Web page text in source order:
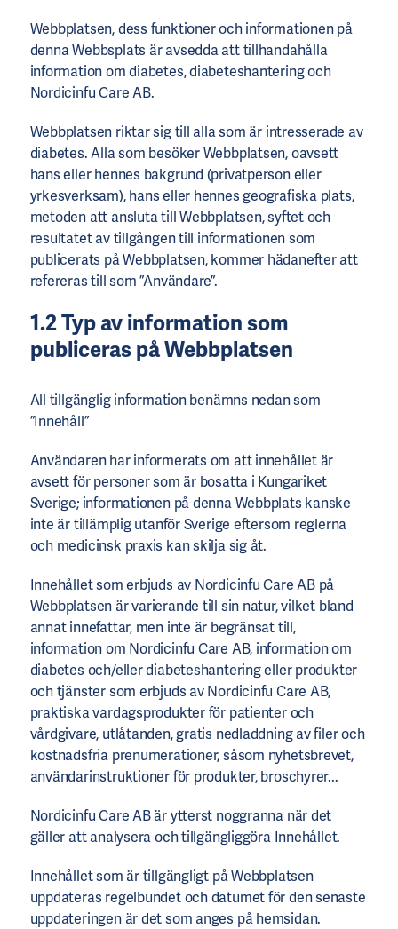
Webbplatsen, dess funktioner och informationen på
denna Webbsplats är avsedda att tillhandahålla
information om diabetes, diabeteshantering och
Nordicinfu Care AB.
Webbplatsen riktar sig till alla som är intresserade av
diabetes. Alla som besöker Webbplatsen, oavsett
hans eller hennes bakgrund (privatperson eller
yrkesverksam), hans eller hennes geografiska plats,
metoden att ansluta till Webbplatsen, syftet och
resultatet av tillgången till informationen som
publicerats på Webbplatsen, kommer hädanefter att
refereras till som ”Användare”.
1.2 Typ av information som
publiceras på Webbplatsen
All tillgänglig information benämns nedan som
”Innehåll”
Användaren har informerats om att innehållet är
avsett för personer som är bosatta i Kungariket
Sverige; informationen på denna Webbplats kanske
inte är tillämplig utanför Sverige eftersom reglerna
och medicinsk praxis kan skilja sig åt.
Innehållet som erbjuds av Nordicinfu Care AB på
Webbplatsen är varierande till sin natur, vilket bland
annat innefattar, men inte är begränsat till,
information om Nordicinfu Care AB, information om
diabetes och/eller diabeteshantering eller produkter
och tjänster som erbjuds av Nordicinfu Care AB,
praktiska vardagsprodukter för patienter och
vårdgivare, utlåtanden, gratis nedladdning av filer och
kostnadsfria prenumerationer, såsom nyhetsbrevet,
användarinstruktioner för produkter, broschyrer...
Nordicinfu Care AB är ytterst noggranna när det
gäller att analysera och tillgängliggöra Innehållet.
Innehållet som är tillgängligt på Webbplatsen
uppdateras regelbundet och datumet för den senaste
uppdateringen är det som anges på hemsidan.